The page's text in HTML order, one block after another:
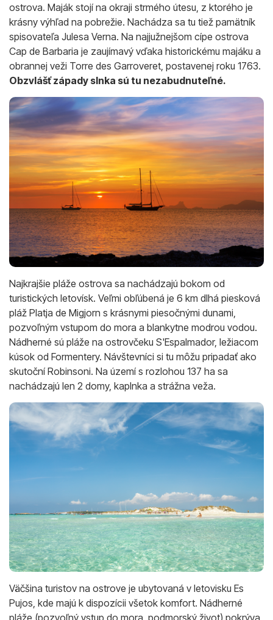
ostrova. Maják stojí na okraji strmého útesu, z ktorého je
krásny výhľad na pobrežie. Nachádza sa tu tiež pamätník
spisovateľa Julesa Verna. Na najjužnejšom cípe ostrova
Cap de Barbaria je zaujímavý vďaka historickému majáku a
obrannej veži Torre des Garroveret, postavenej roku 1763.
Obzvlášť západy slnka sú tu nezabudnuteľné.
Najkrajšie pláže ostrova sa nachádzajú bokom od
turistických letovísk. Veľmi obľúbená je 6 km dlhá piesková
pláž Platja de Migjorn s krásnymi piesočnými dunami,
pozvoľným vstupom do mora a blankytne modrou vodou.
Nádherné sú pláže na ostrovčeku S'Espalmador, ležiacom
kúsok od Formentery. Návštevníci si tu môžu pripadať ako
skutoční Robinsoni. Na území s rozlohou 137 ha sa
nachádzajú len 2 domy, kaplnka a strážna veža.
Väčšina turistov na ostrove je ubytovaná v letovisku Es
Pujos, kde majú k dispozícii všetok komfort. Nádherné